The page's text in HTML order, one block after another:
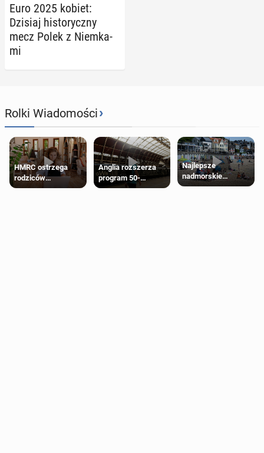
Euro 2025 kobiet:
Dzisiaj hi­sto­rycz­ny
mecz Polek z Niem­ka­
mi
Rolki Wiadomości›
HMRC ostrzega
rodziców
pobierających Child
Anglia rozszerza
program 50-
procentowych
Najlepsze
nadmorskie
miasteczko blisko